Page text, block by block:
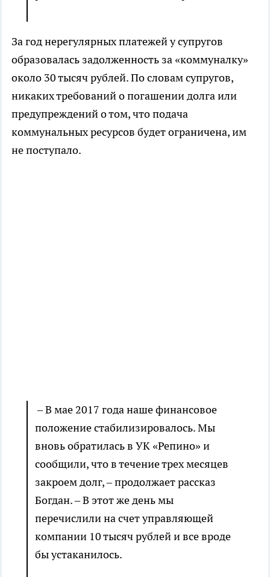
За год нерегулярных платежей у супругов
образовалась задолженность за «коммуналку»
около 30 тысяч рублей. По словам супругов,
никаких требований о погашении долга или
предупреждений о том, что подача
коммунальных ресурсов будет ограничена, им
не поступало.
– В мае 2017 года наше финансовое
положение стабилизировалось. Мы
вновь обратилась в УК «Репино» и
сообщили, что в течение трех месяцев
закроем долг, – продолжает рассказ
Богдан. – В этот же день мы
перечислили на счет управляющей
компании 10 тысяч рублей и все вроде
бы устаканилось.